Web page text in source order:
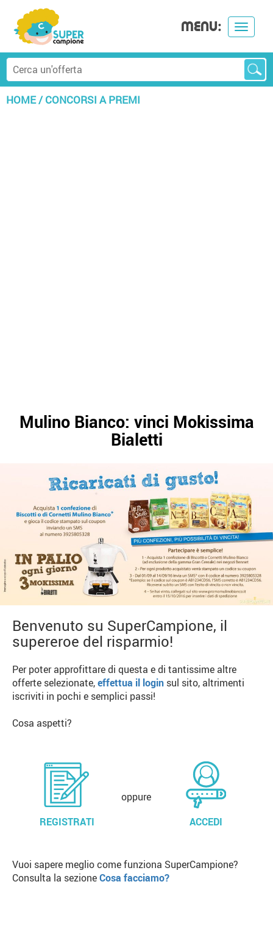
Toggle
MENU:
HOME/CONCORSI A PREMI
Mulino Bianco: vinci Mokissima
Bialetti
Benvenuto su SuperCampione, il
supereroe del risparmio!
Per poter approfittare di questa e di tantissime altre
offerte selezionate,effettua il login sul sito, altrimenti
iscriviti in pochi e semplici passi!
Cosa aspetti?
REGISTRATI
oppure
ACCEDI
Vuoi sapere meglio come funziona SuperCampione?
Consulta la sezioneCosa facciamo?